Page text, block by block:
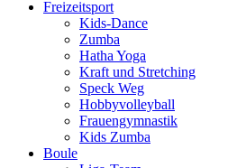
Freizeitsport
Kids-Dance
Zumba
Hatha Yoga
Kraft und Stretching
Speck Weg
Hobbyvolleyball
Frauengymnastik
Kids Zumba
Boule